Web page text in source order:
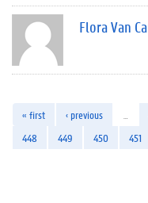
Flora Van
« first ‹ previous
448
449 450 451